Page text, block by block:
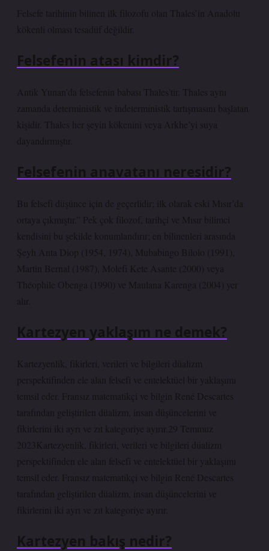
Felsefe tarihinin bilinen ilk filozofu olan Thales’in Anadolu
kökenli olması tesadüf değildir.
Felsefenin atası kimdir?
Antik Yunan’da felsefenin babası Thales’tir. Thales aynı
zamanda deterministik ve indeterministik tartışmasını başlatan
kişidir. Thales her şeyin kökenini veya Arkhe’yi suya
dayandırmıştır.
Felsefenin anavatanı neresidir?
Bu felsefi düşünce için de geçerlidir; ilk olarak eski Mısır’da
ortaya çıkmıştır.” Pek çok filozof, tarihçi ve Mısır bilimci
kendisini bu şekilde konumlandırır; en bilinenleri arasında
Şeyh Anta Diop (1954, 1974), Mubabingo Bilolo (1991),
Martin Bernal (1987), Molefi Kete Asante (2000) veya
Théophile Obenga (1990) ve Maulana Karenga (2004) yer
alır.
Kartezyen yaklaşım ne demek?
Kartezyenlik, fikirleri, verileri ve bilgileri düalizm
perspektifinden ele alan felsefi ve entelektüel bir yaklaşımı
temsil eder. Fransız matematikçi ve bilgin René Descartes
tarafından geliştirilen düalizm, insan düşüncelerini ve
fikirlerini iki ayrı ve zıt kategoriye ayırır.29 Temmuz
2023Kartezyenlik, fikirleri, verileri ve bilgileri düalizm
perspektifinden ele alan felsefi ve entelektüel bir yaklaşımı
temsil eder. Fransız matematikçi ve bilgin René Descartes
tarafından geliştirilen düalizm, insan düşüncelerini ve
fikirlerini iki ayrı ve zıt kategoriye ayırır.
Kartezyen bakış nedir?